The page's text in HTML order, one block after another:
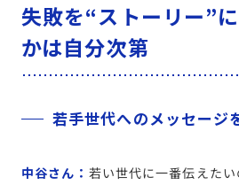
失敗を“ストーリー”
かは自分次第
若手世代へのメッセージ
中谷さん： 若い世代に一番伝えた